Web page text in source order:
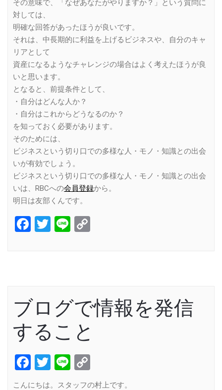
その意味で、「なぜあなたがやりますか？」という質問に
対しては、
明確な回答があったほうが良いです。
それは、中長期的に利益を上げるビジネスや、自分のキャ
リアとして
資産になるようなチャレンジの場合はよく考えたほうが良
いと思います。
となると、前提条件として、
・自分はどんな人か？
・自分はこれからどうなるのか？
を知っておく必要があります。
そのためには、
ビジネスという切り口での多様な人・モノ・知識との出会
いが有効でしょう。
ビジネスという切り口での多様な人・モノ・知識との出会
いは、RBCへの会員登録から。
明日は友部くんです。
Facebook
Twitter
Line
ブログで情報を発信
すること
Facebook
Twitter
Line
Link
こんにちは。スタッフの村上です。